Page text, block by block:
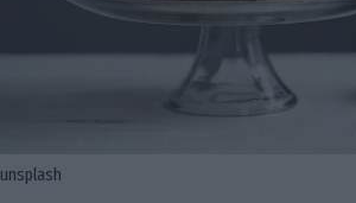
unsplash